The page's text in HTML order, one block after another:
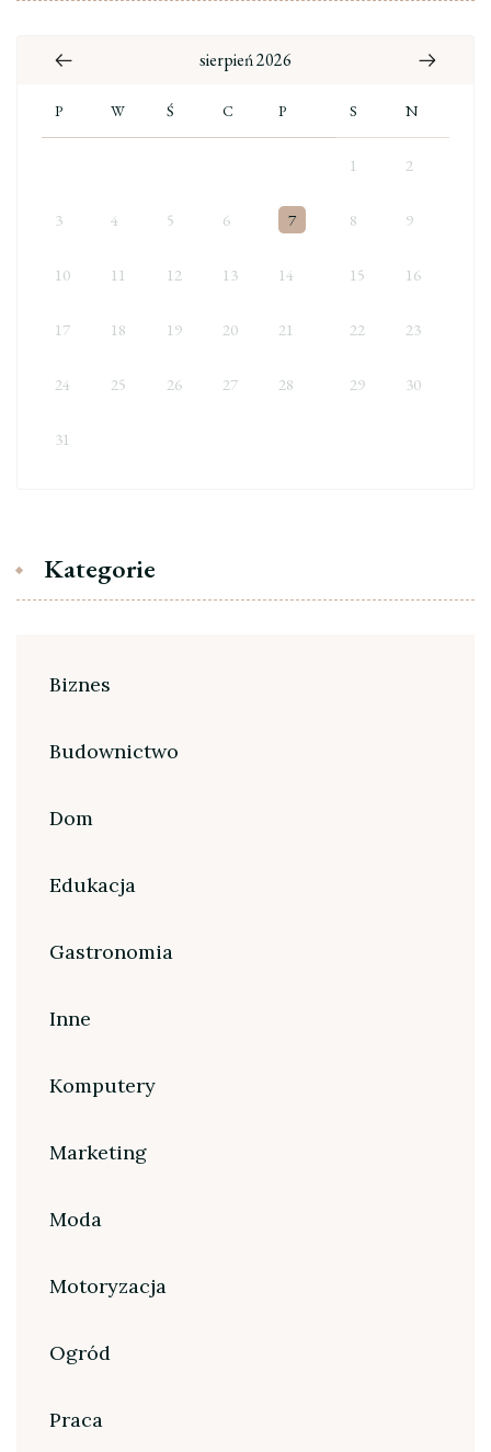
sierpień 2026
P W Ś C P S N
1 2
3 4 5 6 7 8 9
10 11 12 13 14 15 16
17 18 19 20 21 22 23
24 25 26 27 28 29 30
31
Kategorie
Biznes
Budownictwo
Dom
Edukacja
Gastronomia
Inne
Komputery
Marketing
Moda
Motoryzacja
Ogród
Praca